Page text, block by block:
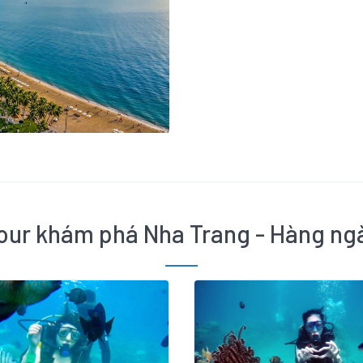
khám phá Nha Trang - Hàng